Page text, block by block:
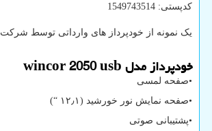
کدپستی: 1549743514
یک نمونه از خودپرداز های وارداتی توسط شرکت
خودپرداز مدلwincor 2050 usb
•صفحه لمسی
•صفحه نمایش نور خورشید (۱۲٫۱ “)
•پشتیبانی صوتی